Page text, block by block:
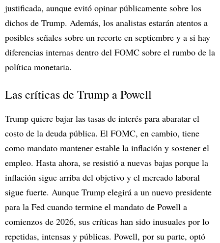
justificada, aunque evitó opinar públicamente sobre los
dichos de Trump. Además, los analistas estarán atentos a
posibles señales sobre un recorte en septiembre y a si hay
diferencias internas dentro del FOMC sobre el rumbo de la
política monetaria.
Las críticas de Trump a Powell
Trump quiere bajar las tasas de interés para abaratar el
costo de la deuda pública. El FOMC, en cambio, tiene
como mandato mantener estable la inflación y sostener el
empleo. Hasta ahora, se resistió a nuevas bajas porque la
inflación sigue arriba del objetivo y el mercado laboral
sigue fuerte. Aunque Trump elegirá a un nuevo presidente
para la Fed cuando termine el mandato de Powell a
comienzos de 2026, sus críticas han sido inusuales por lo
repetidas, intensas y públicas. Powell, por su parte, optó